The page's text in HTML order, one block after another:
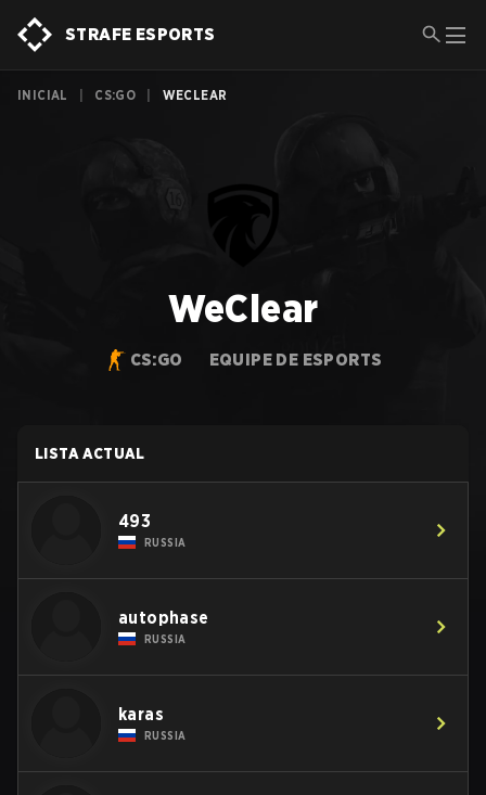
STRAFE ESPORTS
INICIAL CS:GO WECLEAR
WeClear
CS:GO EQUIPE DE ESPORTS
LISTA ACTUAL
493
RUSSIA
autophase
RUSSIA
karas
RUSSIA